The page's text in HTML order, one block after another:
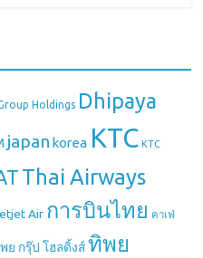
Holdings Dhipaya
japan korea KTC KTC
Thai Airways
Air การบินไทย คาเฟ่
ย กรุ๊ป โฮลดิ้งส์ ทิพย